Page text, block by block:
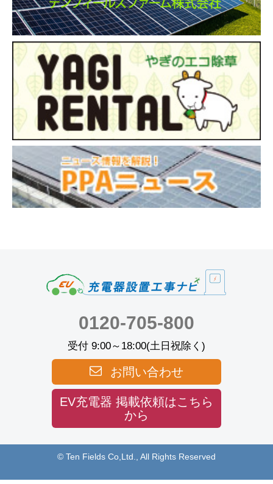
0120-705-800
受付 9:00～18:00(土日祝除く)
お問い合わせ
EV充電器 掲載依頼はこちら
から
© Ten Fields Co,Ltd., All Rights Reserved